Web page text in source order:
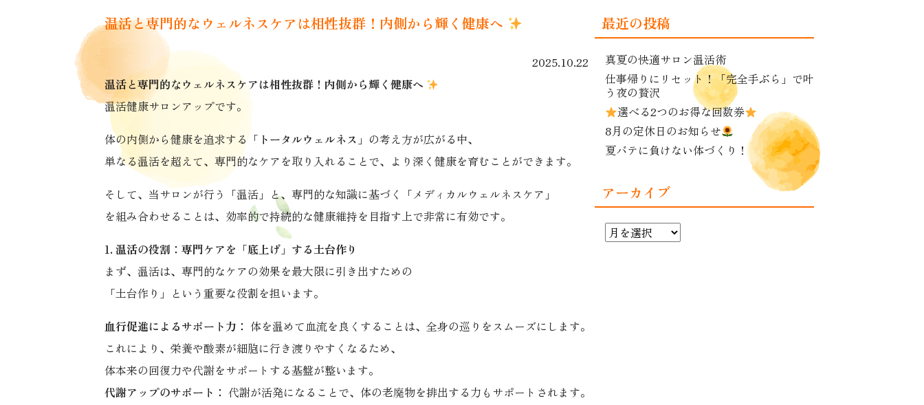
温活と専門的なウェルネスケアは相性抜群！内側から輝く健康へ
2025.10.22
温活と専門的なウェルネスケアは相性抜群！内側から輝く健康へ
温活健康サロンアップです。
体の内側から健康を追求する「 トータルウェルネス 」の考え方が広がる中、
単なる温活を超えて、専門的なケアを取り入れることで、より深く健康を育むことができます。
そして、当サロンが行う「温活」と、専門的な知識に基づく「メディカルウェルネスケア」
を組み合わせることは、効率的で持続的な健康維持を目指す上で非常に有効です。
1. 温活の役割：専門ケアを「底上げ」する土台作り
まず、温活は、専門的なケアの効果を最大限に引き出すための
「土台作り」という重要な役割を担います。
血行促進によるサポート力： 体を温めて血流を良くすることは、全身の巡りをスムーズにします。
これにより、栄養や酸素が細胞に行き渡りやすくなるため、
体本来の回復力や代謝をサポートする基盤が整います。
代謝アップのサポート： 代謝が活発になることで、体の老廃物を排出する力もサポートされます。
最近の投稿
真夏の快適サロン温活術
仕事帰りにリセット！「完全手ぶら」で叶
う夜の贅沢
選べる2つのお得な回数券
8月の定休日のお知らせ
夏バテに負けない体づくり！
アーカイブ
ア